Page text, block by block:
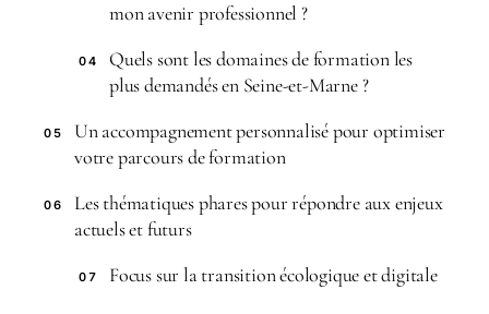
mon avenir professionnel ?
04
Quels sont les domaines de formation les
plus demandés en Seine-et-Marne ?
05
Un accompagnement personnalisé pour optimiser
votre parcours de formation
06
Les thématiques phares pour répondre aux enjeux
actuels et futurs
07 Focus sur la transition écologique et digitale